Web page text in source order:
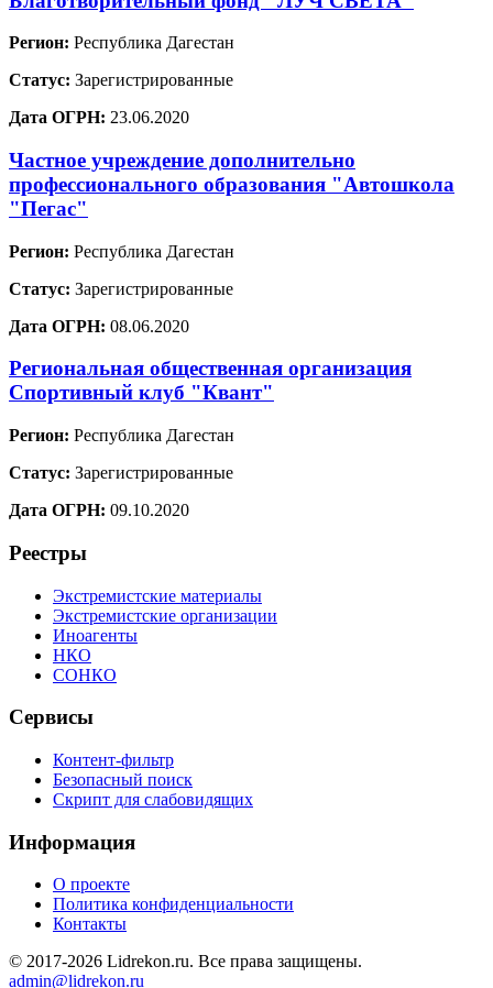
Регион: Республика Дагестан
Статус: Зарегистрированные
Дата ОГРН: 23.06.2020
Частное учреждение дополнительно
профессионального образования "Автошкола
"Пегас"
Регион: Республика Дагестан
Статус: Зарегистрированные
Дата ОГРН: 08.06.2020
Региональная общественная организация
Спортивный клуб "Квант"
Регион: Республика Дагестан
Статус: Зарегистрированные
Дата ОГРН: 09.10.2020
Реестры
Экстремистские материалы
Экстремистские организации
Иноагенты
НКО
СОНКО
Сервисы
Контент-фильтр
Безопасный поиск
Скрипт для слабовидящих
Информация
О проекте
Политика конфиденциальности
Контакты
© 2017-2026 Lidrekon.ru. Все права защищены.
admin@lidrekon.ru